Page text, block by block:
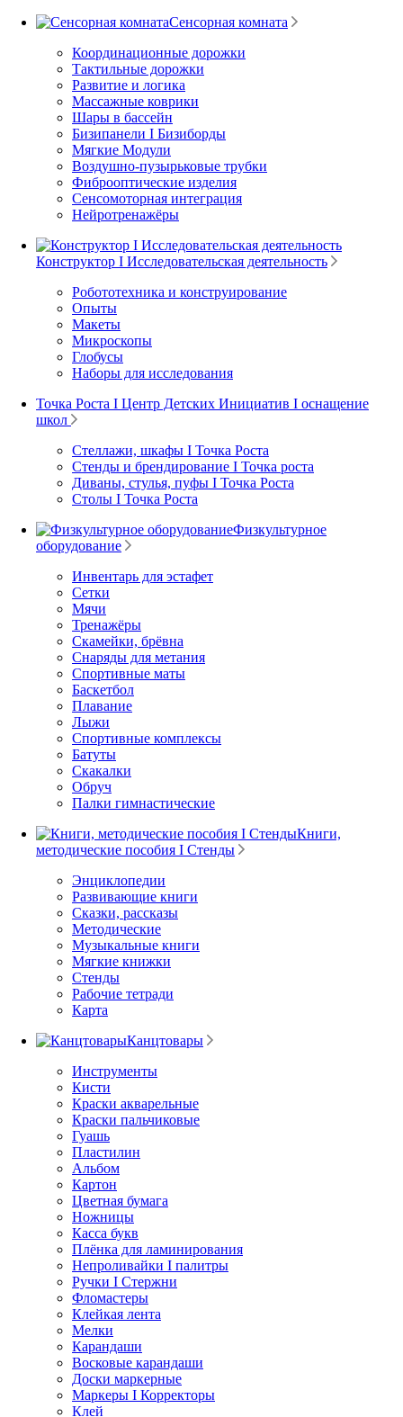
Сенсорная комната
Координационные дорожки
Тактильные дорожки
Развитие и логика
Массажные коврики
Шары в бассейн
Бизипанели I Бизиборды
Мягкие Модули
Воздушно-пузырьковые трубки
Фиброоптические изделия
Сенсомоторная интеграция
Нейротренажёры
Конструктор I Исследовательская деятельность
Робототехника и конструирование
Опыты
Макеты
Микроскопы
Глобусы
Наборы для исследования
Точка Роста I Центр Детских Инициатив I оснащение
школ
Стеллажи, шкафы I Точка Роста
Стенды и брендирование I Точка роста
Диваны, стулья, пуфы I Точка Роста
Столы I Точка Роста
Физкультурное
оборудование
Инвентарь для эстафет
Сетки
Мячи
Тренажёры
Скамейки, брёвна
Снаряды для метания
Спортивные маты
Баскетбол
Плавание
Лыжи
Спортивные комплексы
Батуты
Скакалки
Обруч
Палки гимнастические
Книги,
методические пособия I Стенды
Энциклопедии
Развивающие книги
Сказки, рассказы
Методические
Музыкальные книги
Мягкие книжки
Стенды
Рабочие тетради
Карта
Канцтовары
Инструменты
Кисти
Краски акварельные
Краски пальчиковые
Гуашь
Пластилин
Альбом
Картон
Цветная бумага
Ножницы
Касса букв
Плёнка для ламинирования
Непроливайки I палитры
Ручки I Стержни
Фломастеры
Клейкая лента
Мелки
Карандаши
Восковые карандаши
Доски маркерные
Маркеры I Корректоры
Клей